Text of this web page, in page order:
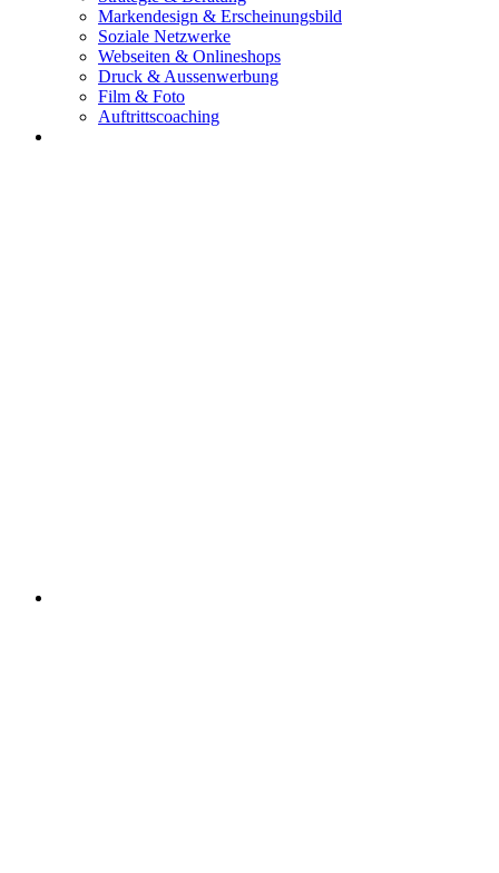
Markendesign & Erscheinungsbild
Soziale Netzwerke
Webseiten & Onlineshops
Druck & Aussenwerbung
Film & Foto
Auftritts­coaching